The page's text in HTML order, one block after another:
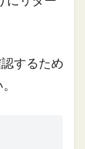
するため